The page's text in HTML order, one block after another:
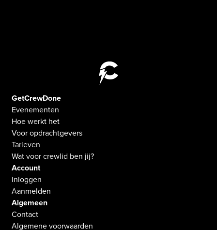
GetCrewDone
Evenementen
Hoe werkt het
Voor opdrachtgevers
Tarieven
Wat voor crewlid ben jij?
Account
Inloggen
Aanmelden
Algemeen
Contact
Algemene voorwaarden